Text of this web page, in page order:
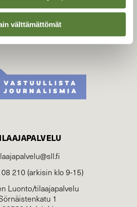
välttämättömät
luonnonsuojelu­liitto.
08 210 (arkisin klo 9-15)
Luonto/tilaajapalvelu
1